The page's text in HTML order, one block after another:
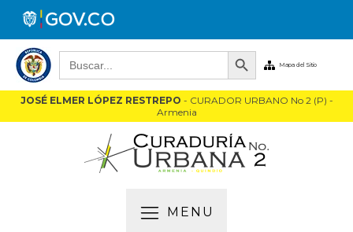
Buscar: Botón de búsqueda
Mapa del Sitio
JOSÉ ELMER LÓPEZ RESTREPO - CURADOR URBANO No 2 (P) -
Armenia
MENU